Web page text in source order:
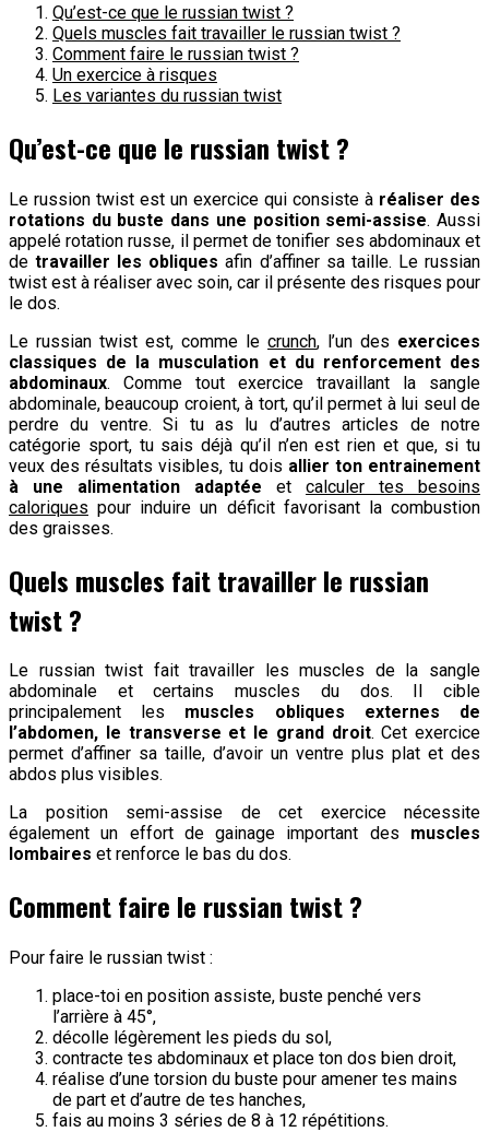
Qu’est-ce que le russian twist ?
Quels muscles fait travailler le russian twist ?
Comment faire le russian twist ?
Un exercice à risques
Les variantes du russian twist
Qu’est-ce que le russian twist ?
Le russion twist est un exercice qui consiste à réaliser des
rotations du buste dans une position semi-assise. Aussi
appelé rotation russe, il permet de tonifier ses abdominaux et
detravailler les obliques afin d’affiner sa taille. Le russian
twist est à réaliser avec soin, car il présente des risques pour
le dos.
Le russian twist est, comme le crunch, l’un des exercices
classiques de la musculation et du renforcement des
abdominaux. Comme tout exercice travaillant la sangle
abdominale, beaucoup croient, à tort, qu’il permet à lui seul de
perdre du ventre. Si tu as lu d’autres articles de notre
catégorie sport, tu sais déjà qu’il n’en est rien et que, si tu
veux des résultats visibles, tu dois allier ton entrainement
à une alimentation adaptée et calculer tes besoins
caloriques pour induire un déficit favorisant la combustion
des graisses.
Quels muscles fait travailler le russian
twist ?
Le russian twist fait travailler les muscles de la sangle
abdominale et certains muscles du dos. Il cible
principalement les muscles obliques externes de
l’abdomen, le transverse et le grand droit. Cet exercice
permet d’affiner sa taille, d’avoir un ventre plus plat et des
abdos plus visibles.
La position semi-assise de cet exercice nécessite
également un effort de gainage important des muscles
lombaires et renforce le bas du dos.
Comment faire le russian twist ?
Pour faire le russian twist :
place-toi en position assiste, buste penché vers
l’arrière à 45°,
décolle légèrement les pieds du sol,
contracte tes abdominaux et place ton dos bien droit,
réalise d’une torsion du buste pour amener tes mains
de part et d’autre de tes hanches,
fais au moins 3 séries de 8 à 12 répétitions.